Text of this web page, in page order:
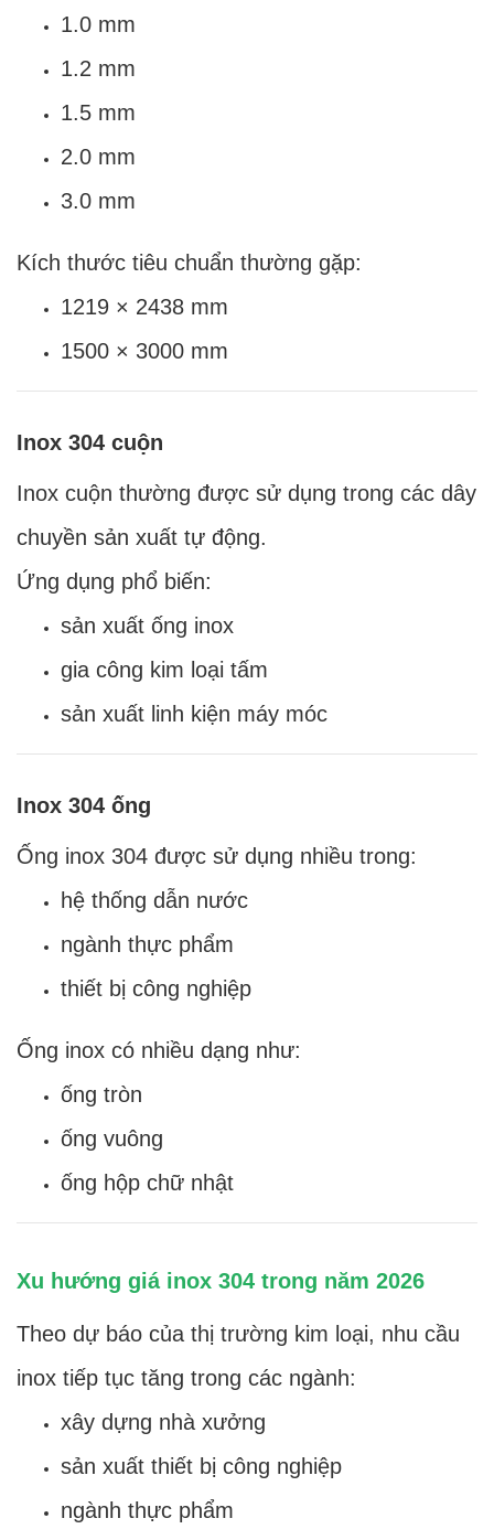
1.0 mm
1.2 mm
1.5 mm
2.0 mm
3.0 mm
Kích thước tiêu chuẩn thường gặp:
1219 × 2438 mm
1500 × 3000 mm
Inox 304 cuộn
Inox cuộn thường được sử dụng trong các dây
chuyền sản xuất tự động.
Ứng dụng phổ biến:
sản xuất ống inox
gia công kim loại tấm
sản xuất linh kiện máy móc
Inox 304 ống
Ống inox 304 được sử dụng nhiều trong:
hệ thống dẫn nước
ngành thực phẩm
thiết bị công nghiệp
Ống inox có nhiều dạng như:
ống tròn
ống vuông
ống hộp chữ nhật
Xu hướng giá inox 304 trong năm 2026
Theo dự báo của thị trường kim loại, nhu cầu
inox tiếp tục tăng trong các ngành:
xây dựng nhà xưởng
sản xuất thiết bị công nghiệp
ngành thực phẩm